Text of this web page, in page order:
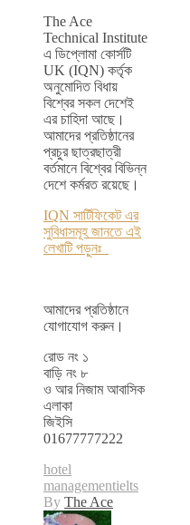
The Ace
Technical Institute
এ ডিপ্লোমা কোর্সটি
UK (IQN) কর্তৃক
অনুমোদিত বিধায়
বিশ্বের সকল দেশেই
এর চাহিদা আছে।
আমাদের প্রতিষ্ঠানের
প্রচুর ছাত্রছাত্রী
বর্তমানে বিশ্বের বিভিন্ন
দেশে কর্মরত রয়েছে।
IQN সার্টিফিকেট এর
সুবিধাসমূহ জানতে এই
লেখাটি পড়ুনঃ
আমাদের প্রতিষ্ঠানে
যোগাযোগ করুন।
রোড নং ১
বাড়ি নং ৮
ও আর নিজাম আবাসিক
এলাকা
জিইসি
01677777222
hotel
managementielts
By The Ace